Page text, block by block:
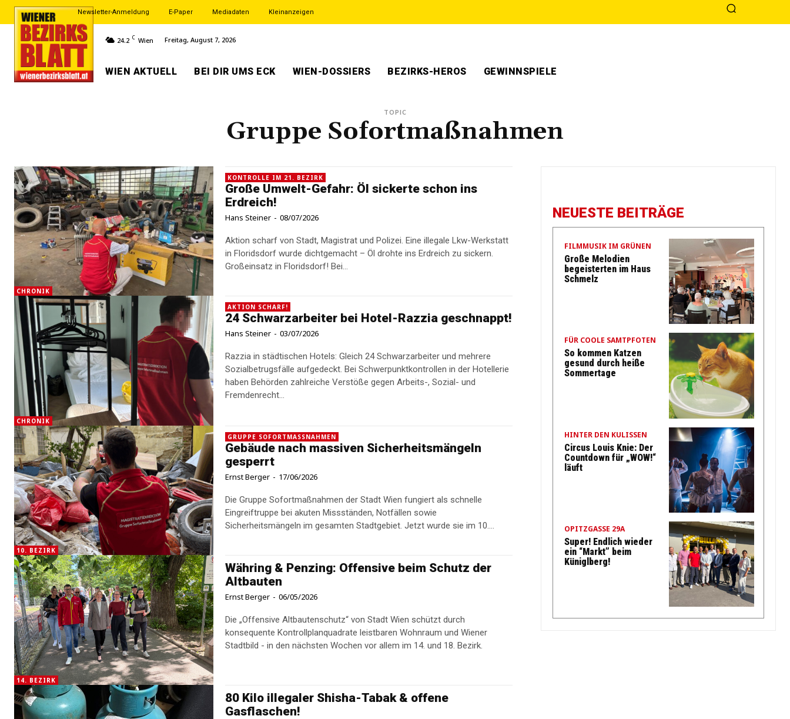
Newsletter-Anmeldung E-Paper Mediadaten Kleinanzeigen
24.2 C Wien Freitag, August 7, 2026
WIEN AKTUELL BEI DIR UMS ECK WIEN-DOSSIERS BEZIRKS-HEROS GEWINNSPIELE
TOPIC
Gruppe Sofortmaßnahmen
CHRONIK
KONTROLLE IM 21. BEZIRK
Große Umwelt-Gefahr: Öl sickerte schon ins
Erdreich!
Hans Steiner - 08/07/2026
Aktion scharf von Stadt, Magistrat und Polizei. Eine illegale Lkw-Werkstatt
in Floridsdorf wurde dichtgemacht – Öl drohte ins Erdreich zu sickern.
Großeinsatz in Floridsdorf! Bei...
CHRONIK
AKTION SCHARF!
24 Schwarzarbeiter bei Hotel-Razzia geschnappt!
Hans Steiner - 03/07/2026
Razzia in städtischen Hotels: Gleich 24 Schwarzarbeiter und mehrere
Sozialbetrugsfälle aufgedeckt. Bei Schwerpunktkontrollen in der Hotellerie
haben Behörden zahlreiche Verstöße gegen Arbeits-, Sozial- und
Fremdenrecht...
10. BEZIRK
GRUPPE SOFORTMASSNAHMEN
Gebäude nach massiven Sicherheitsmängeln
gesperrt
Ernst Berger - 17/06/2026
Die Gruppe Sofortmaßnahmen der Stadt Wien fungiert als schnelle
Eingreiftruppe bei akuten Missständen, Notfällen sowie
Sicherheitsmängeln im gesamten Stadtgebiet. Jetzt wurde sie im 10....
14. BEZIRK
Währing & Penzing: Offensive beim Schutz der
Altbauten
Ernst Berger - 06/05/2026
Die „Offensive Altbautenschutz“ von Stadt Wien schützt durch
konsequente Kontrollplanquadrate leistbaren Wohnraum und Wiener
Stadtbild - in den nächsten Wochen vor allem im 14. und 18. Bezirk.
80 Kilo illegaler Shisha-Tabak & offene
Gasflaschen!
NEUESTE BEITRÄGE
FILMMUSIK IM GRÜNEN
Große Melodien
begeisterten im Haus
Schmelz
FÜR COOLE SAMTPFOTEN
So kommen Katzen
gesund durch heiße
Sommertage
HINTER DEN KULISSEN
Circus Louis Knie: Der
Countdown für „WOW!“
läuft
OPITZGASSE 29A
Super! Endlich wieder
ein “Markt” beim
Küniglberg!